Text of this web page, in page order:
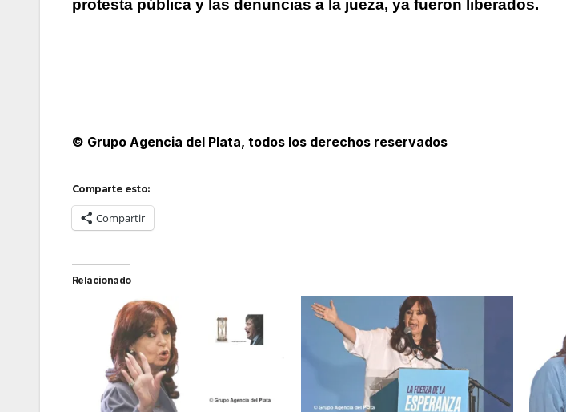
protesta pública y las denuncias a la jueza, ya fueron liberados.
© Grupo Agencia del Plata, todos los derechos reservados
Comparte esto:
Compartir
Relacionado